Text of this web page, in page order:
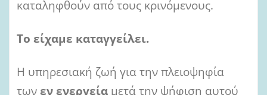
καταληφθούν από τους κρινόμενους.
Το είχαμε καταγγείλει.
Η υπηρεσιακή ζωή για την πλειοψηφία
τωνεν ενεργεία μετά την ψήφιση αυτού